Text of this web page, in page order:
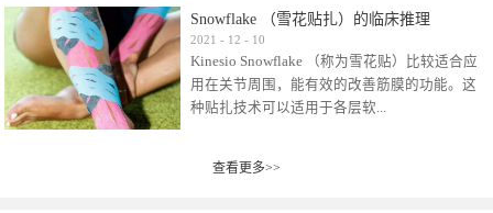
比如我本人，几乎天天接触KINESIO肌内效，无
论从皮肤适应性还是本人皮肤本身就不属于不
易过敏的那种，基本不会有过敏瘙痒的情况。
但是，当身体不适、休息不好、持续紧张等特
殊因素的影响下，有时还是会出现瘙痒过敏的
前后后居家近30天左右，感觉日子都日夜颠倒
Kinesio Taping Association International
（KTAI）名誉会长 身体具有免疫、疼痛、细胞
破坏、发热、修复、增殖、再生等自然愈合能
力。 多作为细胞因子存在于皮肤表皮、真皮、
扎疗法）的效果是通过创造一个环境，使每种
Snowflake （雪花贴扎）的临床推理
2021 - 12 - 10
Kinesio Snowflake （称为雪花贴）比较适合应
用在关节周围，能有效的改善筋膜的功能。这
种贴扎技术可以适用于各层软...
组织:肌肉，肌腱，韧带（主要围绕有问题的关
查看更多>>